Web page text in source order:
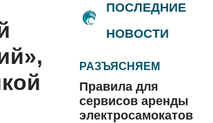
ПОСЛЕДНИЕ
НОВОСТИ
РАЗЪЯСНЯЕМ
Правила для
сервисов аренды
электросамокатов